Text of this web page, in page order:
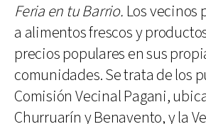
Feria en tu Barrio. Los vecinos
a alimentos frescos y
precios populares en sus
comunidades. Se trata de los
Comisión Vecinal Pagani,
Churruarín y Benavento, y la